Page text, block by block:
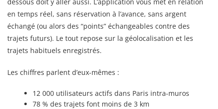
en temps réel, sans réservation à l’avance, sans argent
échangé (ou alors des “points” échangeables contre des
trajets futurs). Le tout repose sur la géolocalisation et les
trajets habituels enregistrés.
Les chiffres parlent d’eux-mêmes :
12 000 utilisateurs actifs dans Paris intra-muros
78 % des trajets font moins de 3 km